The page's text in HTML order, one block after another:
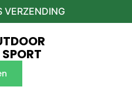
VERZENDING
SPORT